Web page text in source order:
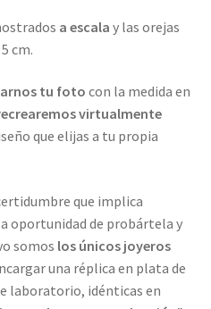
a escala y las orejas
cm.
tu fotocon la medida en
virtualmente
que elijas a tu propia
que implica
oportunidad de probártela y
somos los únicos joyeros
una réplica en plata de
laboratorio, idénticas en